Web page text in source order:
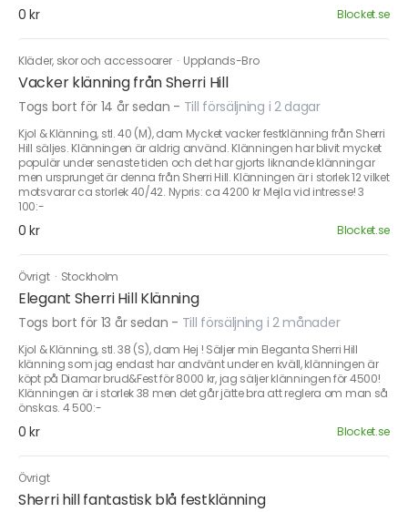
0 kr Blocket.se
Kläder, skor och accessoarer · Upplands-Bro
Vacker klänning från Sherri Hill
Togs bort för 14 år sedan - Till försäljning i 2 dagar
Kjol & Klänning, stl. 40 (M), dam Mycket vacker festklänning från Sherri
Hill säljes. Klänningen är aldrig använd. Klänningen har blivit mycket
populär under senaste tiden och det har gjorts liknande klänningar
men ursprunget är denna från Sherri Hill. Klänningen är i storlek 12 vilket
motsvarar ca storlek 40/42. Nypris: ca 4200 kr Mejla vid intresse! 3
100:-
0 kr Blocket.se
Övrigt · Stockholm
Elegant Sherri Hill Klänning
Togs bort för 13 år sedan - Till försäljning i 2 månader
Kjol & Klänning, stl. 38 (S), dam Hej ! Säljer min Eleganta Sherri Hill
klänning som jag endast har andvänt under en kväll, klänningen är
köpt på Diamar brud&Fest för 8000 kr, jag säljer klänningen för 4500!
Klänningen är i storlek 38 men det går jätte bra att reglera om man så
önskas. 4 500:-
0 kr Blocket.se
Övrigt
Sherri hill fantastisk blå festklänning